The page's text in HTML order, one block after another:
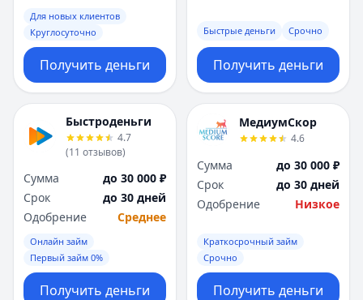
Хабаровск
Ч
Чебоксары
Челябинск
Я
Вся Россия
Хабаровск
Ч
Чебоксары
Челябинск
Я
Вся Россия
Для новых клиентов
Круглосуточно
Получить деньги
Быстрые деньги Срочно
Получить деньги
Быстроденьги
4.7
(11 отзывов)
Сумма
до 30 000 ₽
Срок
до 30 дней
Одобрение
Среднее
Онлайн займ
Первый займ 0%
Получить деньги
МедиумСкор
4.6
Сумма
до 30 000 ₽
Срок
до 30 дней
Одобрение
Низкое
Краткосрочный займ
Срочно
Получить деньги